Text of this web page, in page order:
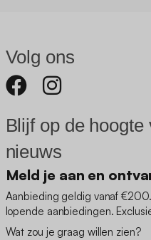
Volg ons
Blijf op de
nieuws
Meld je aan en
Aanbieding geldig vanaf
lopende aanbiedingen.
Wat zou je graag willen zien?